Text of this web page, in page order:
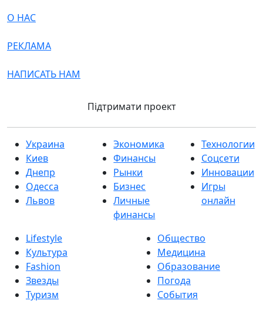
О НАС
РЕКЛАМА
НАПИСАТЬ НАМ
Підтримати проект
Украина
Киев
Днепр
Одесса
Львов
Экономика
Финансы
Рынки
Бизнес
Личные
финансы
Технологии
Соцсети
Инновации
Игры
онлайн
Lifestyle
Культура
Fashion
Звезды
Туризм
Общество
Медицина
Образование
Погода
События